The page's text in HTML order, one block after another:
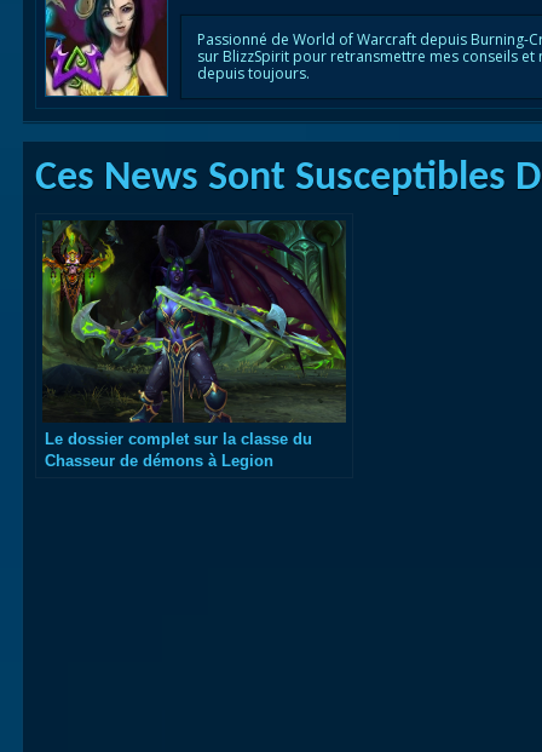
Passionné de World of Warcraft depuis Burning-
sur BlizzSpirit pour retransmettre mes conseils
depuis toujours.
Ces News Sont Susceptibles
Le dossier complet sur la classe du
Chasseur de démons à Legion